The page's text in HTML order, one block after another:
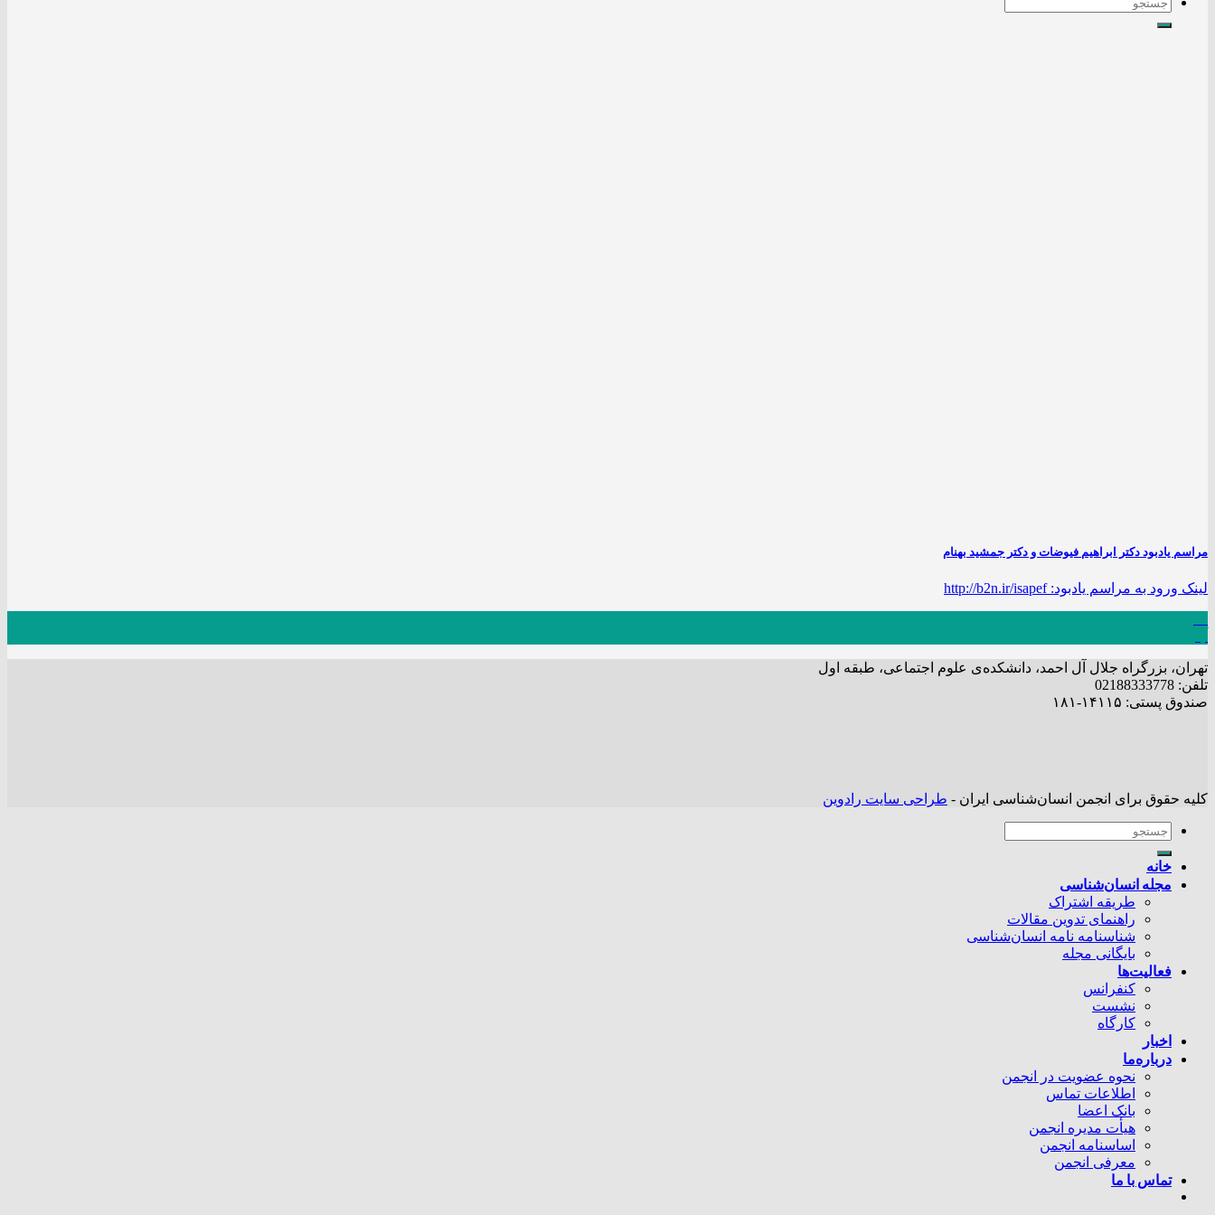
مراسم یادبود دکتر ابراهیم فیوضات و دکتر جمشید بهنام
لینک ورود به مراسم یادبود: http://b2n.ir/isapef
تهران، بزرگراه جلال آل احمد، دانشکده‌ی علوم اجتماعی، طبقه اول
تلفن: 02188333778
صندوق پستی: ۱۴۱۱۵-۱۸۱
کلیه حقوق برای انجمن انسان‌شناسی ایران - طراحی سایت رادوین
خانه
مجله انسان‌شناسی
طریقه اشتراک
راهنمای تدوین مقالات
شناسنامه نامه انسان‌شناسی
بایگانی مجله
فعالیت‌ها
کنفرانس
نشست
کارگاه
اخبار
درباره‌ما
نحوه عضویت در انجمن
اطلاعات تماس
بانک اعضا
هیأت مدیره انجمن
اساسنامه انجمن
معرفی انجمن
تماس با ما